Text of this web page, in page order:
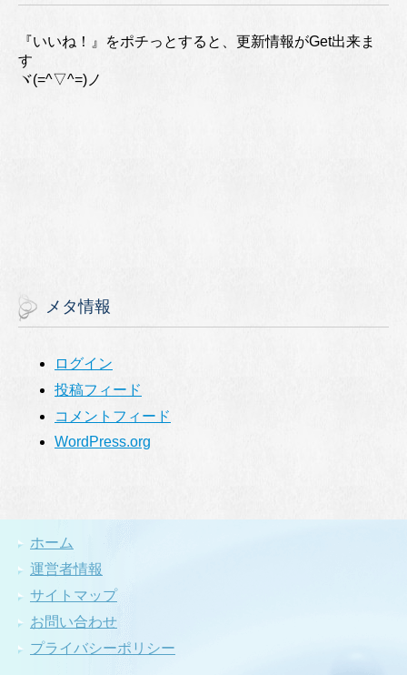
『いいね！』をポチっとすると、更新情報がGet出来ま
す
ヾ(=^▽^=)ノ
メタ情報
ログイン
投稿フィード
コメントフィード
WordPress.org
ホーム
運営者情報
サイトマップ
お問い合わせ
プライバシーポリシー